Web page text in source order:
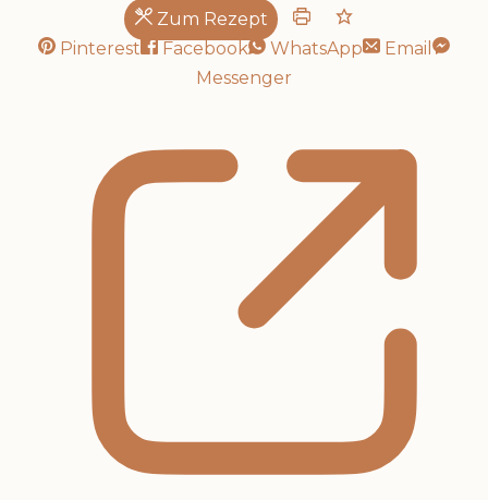
Zum Rezept
Pinterest
Facebook WhatsApp
Email
Messenger